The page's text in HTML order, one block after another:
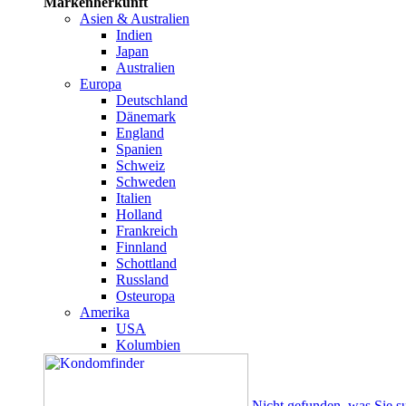
Asien & Australien
Indien
Japan
Australien
Europa
Deutschland
Dänemark
England
Spanien
Schweiz
Schweden
Italien
Holland
Frankreich
Finnland
Schottland
Russland
Osteuropa
Amerika
USA
Kolumbien